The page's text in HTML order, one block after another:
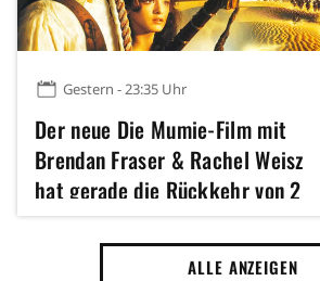
Gestern - 23:35 Uhr
Der neue Die Mumie-Film mit
Brendan Fraser & Rachel Weisz
hat gerade die Rückkehr von 2
weiteren legendären Figuren
der Reihe angekündigtALLE ANZEIGEN